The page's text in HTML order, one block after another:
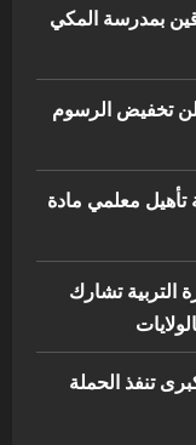
بمدرسة المكي
تخفيض الرسوم
تأهيل معلمي مادة
التربية تشارك
تنفذ الحملة